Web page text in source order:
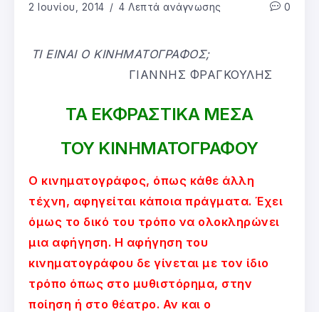
2 Ιουνίου, 2014 4 Λεπτά ανάγνωσης 0
ΤΙ ΕΙΝΑΙ Ο ΚΙΝΗΜΑΤΟΓΡΑΦΟΣ;
ΓΙΑΝΝΗΣ ΦΡΑΓΚΟΥΛΗΣ
ΤΑ ΕΚΦΡΑΣΤΙΚΑ ΜΕΣΑ
ΤΟΥ ΚΙΝΗΜΑΤΟΓΡΑΦΟΥ
Ο κινηματογράφος, όπως κάθε άλλη
τέχνη, αφηγείται κάποια πράγματα. Έχει
όμως το δικό του τρόπο να ολοκληρώνει
μια αφήγηση. Η αφήγηση του
κινηματογράφου δε γίνεται με τον ίδιο
τρόπο όπως στο μυθιστόρημα, στην
ποίηση ή στο θέατρο. Αν και ο